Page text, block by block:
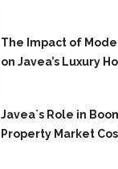
The Impact of
on Javea’s Luxury
Javea`s Role in
Property Market